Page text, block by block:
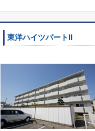
東洋ハイツパートII